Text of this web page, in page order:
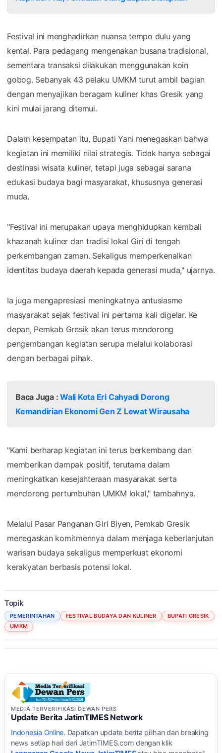
Festival ini menghadirkan nuansa tempo dulu yang
kental. Para pedagang mengenakan busana tradisional,
sementara transaksi dilakukan menggunakan koin
gobog. Sebanyak 43 pelaku UMKM turut ambil bagian
dengan menyajikan beragam kuliner khas Gresik yang
kini mulai jarang ditemui.
Dalam kesempatan itu, Bupati Yani menegaskan bahwa
kegiatan ini memiliki nilai strategis. Tidak hanya sebagai
destinasi wisata kuliner, tetapi juga sebagai sarana
edukasi budaya bagi masyarakat, khususnya generasi
muda.
"Festival ini merupakan upaya menghidupkan kembali
khazanah kuliner dan tradisi lokal Giri di tengah
perkembangan zaman. Sekaligus memperkenalkan
identitas budaya daerah kepada generasi muda," ujarnya.
Ia juga mengapresiasi meningkatnya antusiasme
masyarakat sejak festival ini pertama kali digelar. Ke
depan, Pemkab Gresik akan terus mendorong
pengembangan kegiatan serupa melalui kolaborasi
dengan berbagai pihak.
Baca Juga :Wali Kota Eri Cahyadi Dorong
Kemandirian Ekonomi Gen Z Lewat Wirausaha
"Kami berharap kegiatan ini terus berkembang dan
memberikan dampak positif, terutama dalam
meningkatkan kesejahteraan masyarakat serta
mendorong pertumbuhan UMKM lokal," tambahnya.
Melalui Pasar Panganan Giri Biyen, Pemkab Gresik
menegaskan komitmennya dalam menjaga keberlanjutan
warisan budaya sekaligus memperkuat ekonomi
kerakyatan berbasis potensi lokal.
Topik
PEMERINTAHAN FESTIVAL BUDAYA DAN KULINER
BUPATI GRESIK
UMKM
MEDIA TERVERIFIKASI DEWAN PERS
Update Berita JatimTIMES Network
Indonesia Online. Dapatkan update berita pilihan dan breaking
news setiap hari dari JatimTIMES.com dengan klik